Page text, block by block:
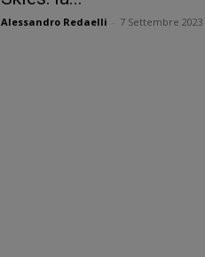
Alessandro Redaelli 7 Settembre 2023